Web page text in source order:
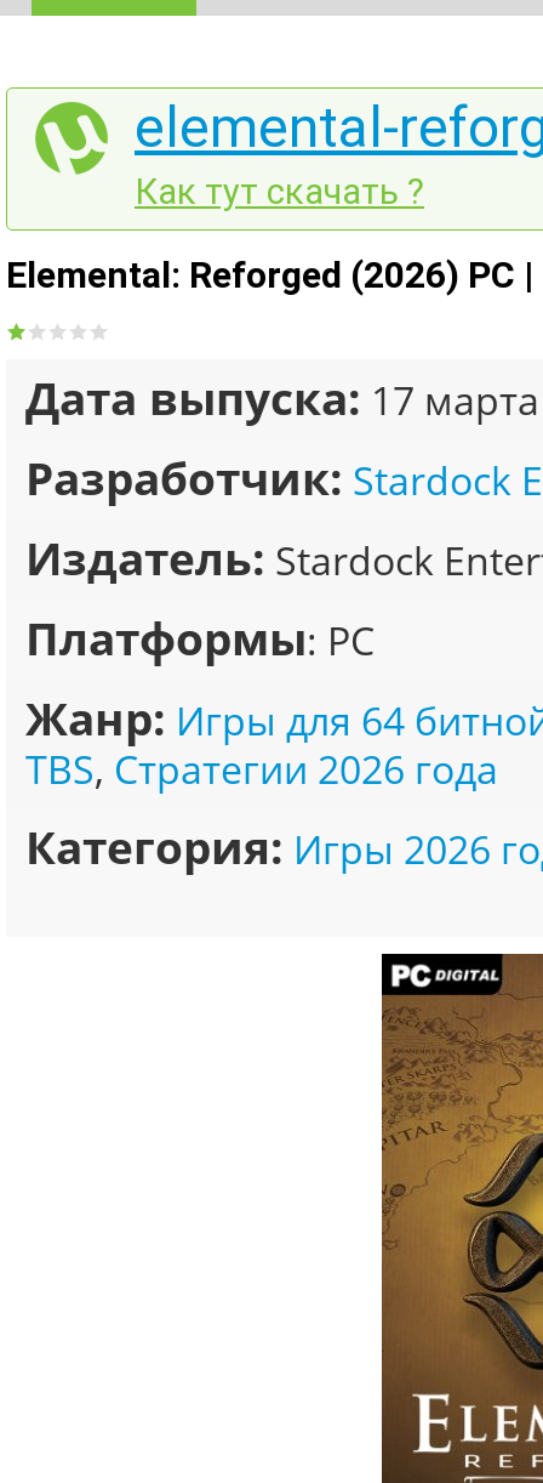
elemental-
Как тут скачать ?
Elemental: Reforged (2026) PC
Дата выпуска: 17
Разработчик: Stardock
Издатель: Stardock
Платформы: PC
Жанр: Игры для 64
TBS, Стратегии 2026 года
Категория: Игры 2026